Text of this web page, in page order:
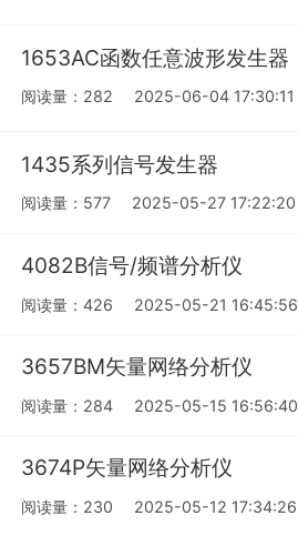
1653AC函数任意波形发生器
阅读量：282 2025-06-04 17:30:11
1435系列信号发生器
阅读量：577 2025-05-27 17:22:20
4082B信号/频谱分析仪
阅读量：426 2025-05-21 16:45:56
3657BM矢量网络分析仪
阅读量：284 2025-05-15 16:56:40
3674P矢量网络分析仪
阅读量：230 2025-05-12 17:34:26